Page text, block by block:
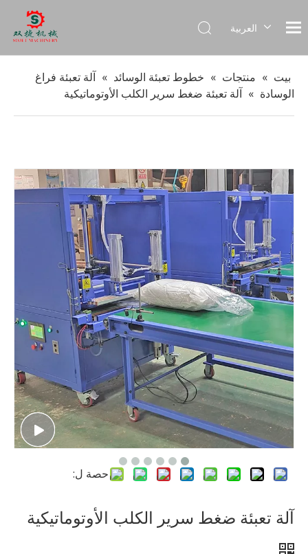
العربية
Pусский
بيت » منتجات » خطوط تعبئة الوسائد » آلة تعبئة فراغ
الوسادة » آلة تعبئة ضغط سرير الكلب الأوتوماتيكية
حصة ل:
آلة تعبئة ضغط سرير الكلب الأوتوماتيكية